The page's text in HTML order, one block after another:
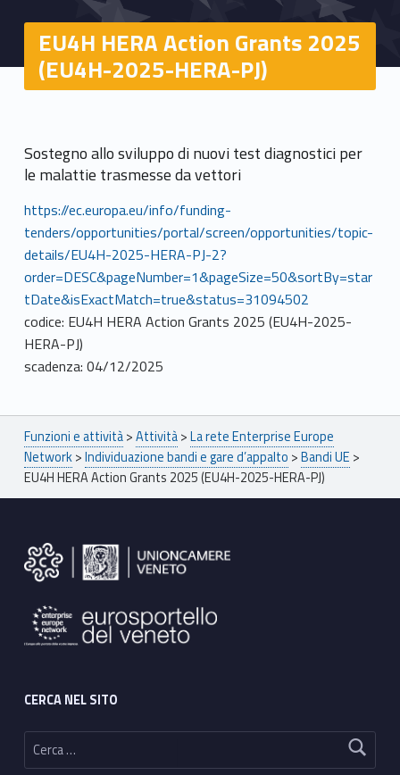
EU4H HERA Action Grants 2025
(EU4H-2025-HERA-PJ)
Sostegno allo sviluppo di nuovi test diagnostici per
le malattie trasmesse da vettori
https://ec.europa.eu/info/funding-
tenders/opportunities/portal/screen/opportunities/topic-
details/EU4H-2025-HERA-PJ-2?
order=DESC&pageNumber=1&pageSize=50&sortBy=star
tDate&isExactMatch=true&status=31094502
codice: EU4H HERA Action Grants 2025 (EU4H-2025-
HERA-PJ)
scadenza: 04/12/2025
Breadcrumbs navigation
Funzioni e attività>Attività>La rete Enterprise Europe
Network>Individuazione bandi e gare d’appalto >Bandi UE >
EU4H HERA Action Grants 2025 (EU4H-2025-HERA-PJ)
CERCA NEL SITO
Ricerca per: